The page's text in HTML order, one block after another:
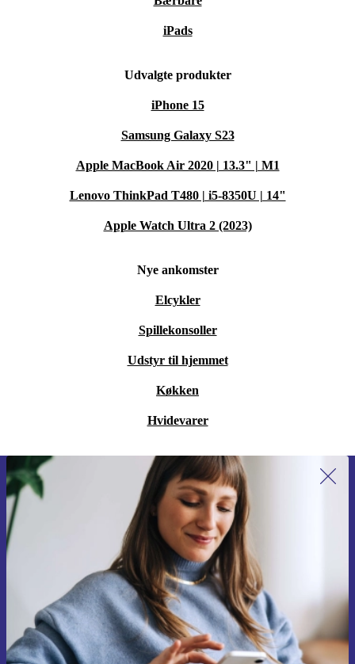
iPads
Udvalgte produkter
iPhone 15
Samsung Galaxy S23
Apple MacBook Air 2020 | 13.3" | M1
Lenovo ThinkPad T480 | i5-8350U | 14"
Apple Watch Ultra 2 (2023)
Nye ankomster
Elcykler
Spillekonsoller
Udstyr til hjemmet
Køkken
Hvidevarer
Tilmeld dig vores nyhedsbrev for
første gang og spar 115 kr!
Gå aldrig glip af et tilbud igen.
Anmod om kupon
Du kan finde information omkring vores brug af personlig data i vores
Privatlivspolitik